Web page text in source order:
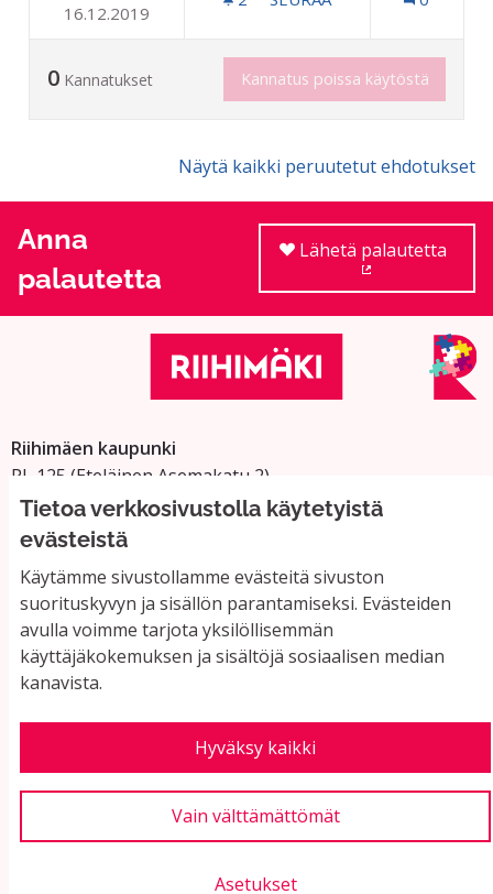
Tietoa verkkosivustolla käytetyistä
evästeistä
Käytämme sivustollamme evästeitä sivuston
suorituskyvyn ja sisällön parantamiseksi. Evästeiden
avulla voimme tarjota yksilöllisemmän
käyttäjäkokemuksen ja sisältöjä sosiaalisen median
kanavista.
Hyväksy kaikki
Vain välttämättömät
Asetukset
16.12.2019
0 Kannatukset Kannatus poissa käytöstä
Näytä kaikki peruutetut ehdotukset
Anna
palautetta
Lähetä palautetta
Riihimäen kaupunki
PL 125 (Eteläinen Asemakatu 2)
11101 Riihimäki
Vaihde: 019 758 4000
Sähköpostiosoitteet:
etunimi.sukunimi@riihimaki.fi
Yhteystiedot ja usein kysyttyä
Käyttöehdot
Evästeasetukset